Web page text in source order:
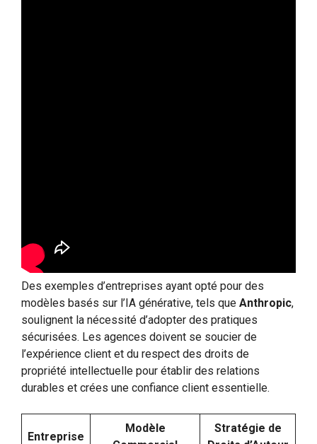
Des exemples d’entreprises ayant opté pour des
modèles basés sur l’IA générative, tels que Anthropic,
soulignent la nécessité d’adopter des pratiques
sécurisées. Les agences doivent se soucier de
l’expérience client et du respect des droits de
propriété intellectuelle pour établir des relations
durables et crées une confiance client essentielle.
Entreprise
Modèle
Stratégie de